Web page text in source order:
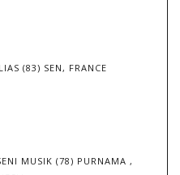
(83) SEN, FRANCE
MUSIK (78) PURNAMA ,